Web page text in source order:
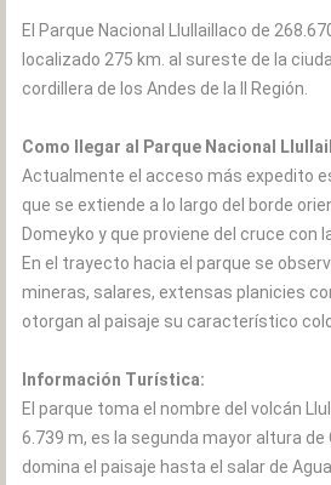
El Parque Nacional Llullaillaco de
localizado 275 km. al sureste de la
cordillera de los Andes de la II Región.
Como llegar al Parque Nacional
Actualmente el acceso más expedito
que se extiende a lo largo del borde
Domeyko y que proviene del cruce con
En el trayecto hacia el parque se
mineras, salares, extensas planicies
otorgan al paisaje su característico
Información Turística:
El parque toma el nombre del volcán
6.739 m, es la segunda mayor altura de
domina el paisaje hasta el salar de